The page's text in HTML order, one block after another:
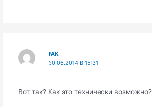
FAK
30.06.2014 В 15:31
Вот так? Как это технически возможно?